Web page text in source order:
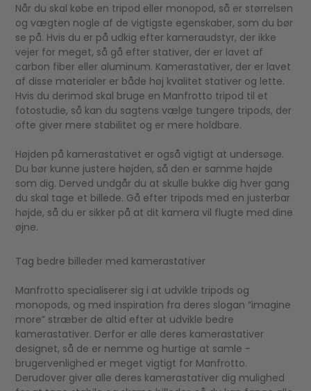
Når du skal købe en tripod eller monopod, så er størrelsen
og vægten nogle af de vigtigste egenskaber, som du bør
se på. Hvis du er på udkig efter kameraudstyr, der ikke
vejer for meget, så gå efter stativer, der er lavet af
carbon fiber eller aluminum. Kamerastativer, der er lavet
af disse materialer er både høj kvalitet stativer og lette.
Hvis du derimod skal bruge en Manfrotto tripod til et
fotostudie, så kan du sagtens vælge tungere tripods, der
ofte giver mere stabilitet og er mere holdbare.
Højden på kamerastativet er også vigtigt at undersøge.
Du bør kunne justere højden, så den er samme højde
som dig. Derved undgår du at skulle bukke dig hver gang
du skal tage et billede. Gå efter tripods med en justerbar
højde, så du er sikker på at dit kamera vil flugte med dine
øjne.
Tag bedre billeder med kamerastativer
Manfrotto specialiserer sig i at udvikle tripods og
monopods, og med inspiration fra deres slogan “imagine
more” stræber de altid efter at udvikle bedre
kamerastativer. Derfor er alle deres kamerastativer
designet, så de er nemme og hurtige at samle -
brugervenlighed er meget vigtigt for Manfrotto.
Derudover giver alle deres kamerastativer dig mulighed